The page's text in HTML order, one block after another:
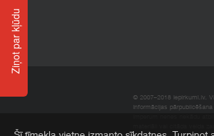
© 2007–2018 Iepirkumi.lv.
Informācijas
Ziņot par kļūdu